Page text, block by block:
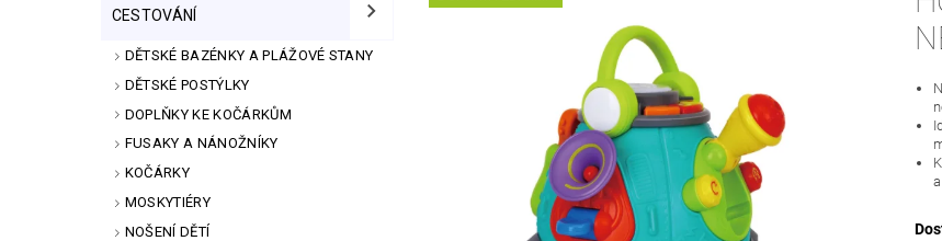
CESTOVÁNÍ
DĚTSKÉ BAZÉNKY A PLÁŽOVÉ STANY
DĚTSKÉ POSTÝLKY
DOPLŇKY KE KOČÁRKŮM
FUSAKY A NÁNOŽNÍKY
KOČÁRKY
MOSKYTIÉRY
NOŠENÍ DĚTÍ